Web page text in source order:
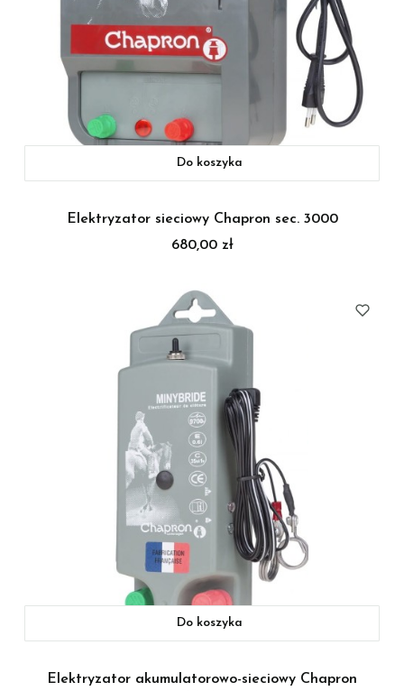
Do koszyka
Elektryzator sieciowy Chapron sec. 3000
Cena
680,00 zł
Do koszyka
Elektryzator akumulatorowo-sieciowy Chapron